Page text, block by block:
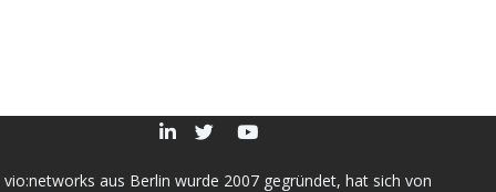
vio:networks aus Berlin wurde 2007 gegründet, hat sich von